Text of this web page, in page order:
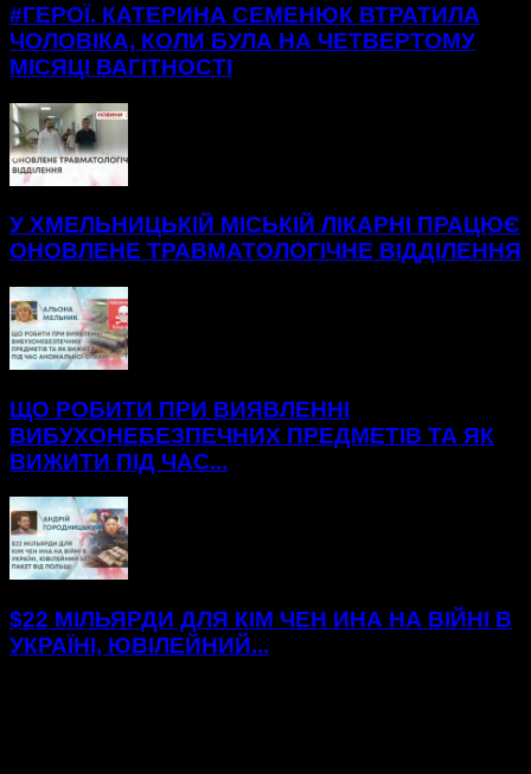
#ГЕРОЇ. КАТЕРИНА СЕМЕНЮК ВТРАТИЛА
ЧОЛОВІКА, КОЛИ БУЛА НА ЧЕТВЕРТОМУ
МІСЯЦІ ВАГІТНОСТІ
У ХМЕЛЬНИЦЬКІЙ МІСЬКІЙ ЛІКАРНІ ПРАЦЮЄ
ОНОВЛЕНЕ ТРАВМАТОЛОГІЧНЕ ВІДДІЛЕННЯ
ЩО РОБИТИ ПРИ ВИЯВЛЕННІ
ВИБУХОНЕБЕЗПЕЧНИХ ПРЕДМЕТІВ ТА ЯК
ВИЖИТИ ПІД ЧАС...
$22 МІЛЬЯРДИ ДЛЯ КІМ ЧЕН ИНА НА ВІЙНІ В
УКРАЇНІ, ЮВІЛЕЙНИЙ...